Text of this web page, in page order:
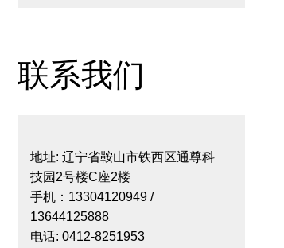
联系我们
地址: 辽宁省鞍山市铁西区通尊科
技园2号楼C座2楼
手机：13304120949 /
13644125888
电话: 0412-8251953